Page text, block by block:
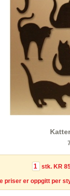
stk. KR
priser er oppgitt per